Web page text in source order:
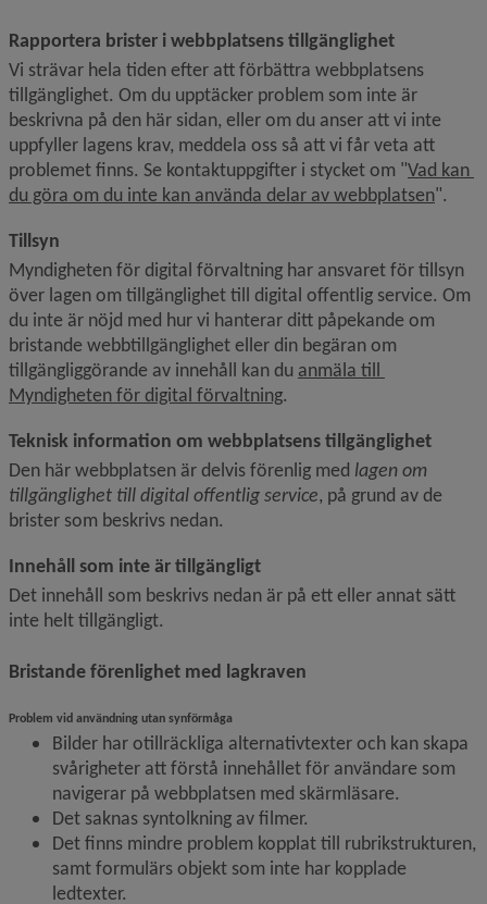
Rapportera brister i webbplatsens tillgänglighet
Vi strävar hela tiden efter att förbättra webbplatsens
tillgänglighet. Om du upptäcker problem som inte är
beskrivna på den här sidan, eller om du anser att vi inte
uppfyller lagens krav, meddela oss så att vi får veta att
problemet finns. Se kontaktuppgifter i stycket om "Vad kan
du göra om du inte kan använda delar av webbplatsen".
Tillsyn
Myndigheten för digital förvaltning har ansvaret för tillsyn
över lagen om tillgänglighet till digital offentlig service. Om
du inte är nöjd med hur vi hanterar ditt påpekande om
bristande webbtillgänglighet eller din begäran om
tillgänglig­görande av innehåll kan du anmäla till
Myndigheten för digital förvaltningLänk till annan webbplats.
.
Teknisk information om webbplatsens tillgänglighet
Den här webbplatsen är delvis förenlig med lagen om
tillgänglighet till digital offentlig service, på grund av de
brister som beskrivs nedan.
Innehåll som inte är tillgängligt
Det innehåll som beskrivs nedan är på ett eller annat sätt
inte helt tillgängligt.
Bristande förenlighet med lagkraven
Problem vid användning utan synförmåga
Bilder har otillräckliga alternativtexter och kan skapa
svårigheter att förstå innehållet för användare som
navigerar på webbplatsen med skärmläsare.
Det saknas syntolkning av filmer.
Det finns mindre problem kopplat till rubrikstrukturen,
samt formulärs objekt som inte har kopplade
ledtexter.